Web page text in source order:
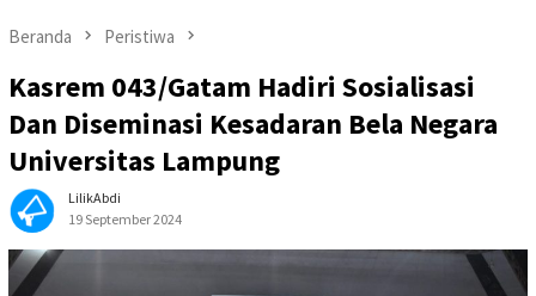
Beranda Peristiwa
Kasrem 043/Gatam Hadiri Sosialisasi
Dan Diseminasi Kesadaran Bela Negara
Universitas Lampung
LilikAbdi
19 September 2024